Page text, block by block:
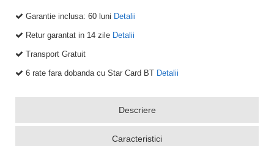
Garantie inclusa: 60 luni Detalii
Retur garantat in 14 zile Detalii
Transport Gratuit
6 rate fara dobanda cu Star Card BT Detalii
Descriere
Caracteristici